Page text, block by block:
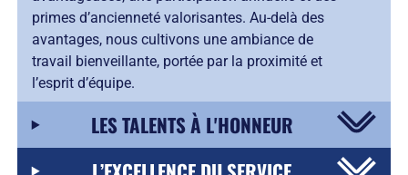
primes d’ancienneté valorisantes. Au-delà des
avantages, nous cultivons une ambiance de
travail bienveillante, portée par la proximité et
l’esprit d’équipe.
LES TALENTS À L'HONNEUR